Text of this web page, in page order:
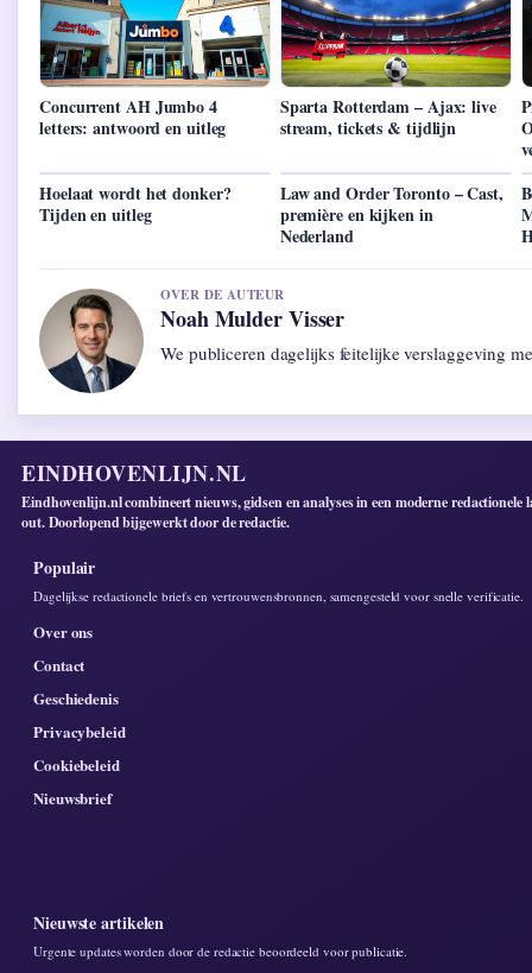
Concurrent AH Jumbo 4
letters: antwoord en uitleg
Sparta Rotterdam – Ajax: live
stream, tickets & tijdlijn
Hoelaat wordt het donker?
Tijden en uitleg
Law and Order Toronto – Cast,
première en kijken in
Nederland
OVER DE AUTEUR
Noah Mulder Visser
We publiceren dagelijks feitelijke verslaggeving
EINDHOVENLIJN.NL
Eindhovenlijn.nl combineert nieuws, gidsen en analyses in een moderne redactionele
out. Doorlopend bijgewerkt door de redactie.
Populair
Dagelijkse redactionele briefs en vertrouwensbronnen, samengesteld voor snelle verificatie.
Over ons
Contact
Geschiedenis
Privacybeleid
Cookiebeleid
Nieuwsbrief
Nieuwste artikelen
Urgente updates worden door de redactie beoordeeld voor publicatie.